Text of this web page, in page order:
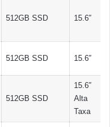
512GB SSD 15.6″
512GB SSD 15.6″
512GB SSD
15.6″
Alta
Taxa